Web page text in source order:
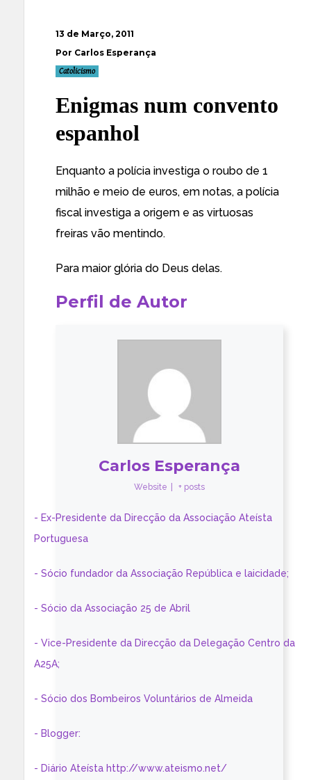
13 de Março, 2011
Por Carlos Esperança
Catolicismo
Enigmas num convento
espanhol
Enquanto a polícia investiga o roubo de 1
milhão e meio de euros, em notas, a polícia
fiscal investiga a origem e as virtuosas
freiras vão mentindo.
Para maior glória do Deus delas.
Perfil de Autor
Carlos Esperança
Website + posts
- Ex-Presidente da Direcção da Associação Ateísta
Portuguesa
- Sócio fundador da Associação República e laicidade;
- Sócio da Associação 25 de Abril
- Vice-Presidente da Direcção da Delegação Centro da
A25A;
- Sócio dos Bombeiros Voluntários de Almeida
- Blogger:
- Diário Ateísta http://www.ateismo.net/